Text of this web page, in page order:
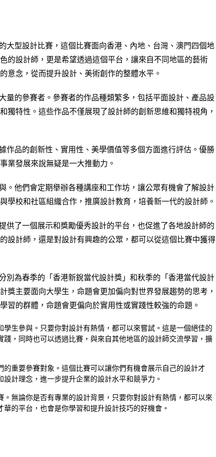
大型設計比賽，這個比賽面向香港、內地、台灣、澳門四個地
的設計師，更是希望透過這個平台，讓來自不同地區的藝術
意念，從而提升設計、美術創作的整體水平。
的參賽者。參賽者的作品種類繁多，包括平面設計、產品設
獨特性。這些作品不僅展現了設計師的創新思維和獨特視角，
品的創新性、實用性、美學價值等多個方面進行評估。優勝
業發展來說無疑是一大推動力。
他們會定期舉辦各種講座和工作坊，讓公眾有機會了解設計
學校和社區組織合作，推廣設計教育，培養新一代的設計師。
了一個展示和獎勵優秀設計的平台，也促進了各地設計師的
設計師，還是對設計有興趣的公眾，都可以從這個比賽中獲得
為春季的「香港新銳當代設計獎」和秋季的「香港當代設計
獎主要面向大學生，命題會更加偏向對世界發展趨勢的思考，
習的群體，命題會更偏向於實用性或實踐性較強的命題。
生參與。只要你對設計有熱情，都可以來嘗試。這是一個絕佳的
，同時也可以透過比賽，與來自其他地區的設計師交流學習，擴
重要參賽對象。這個比賽可以讓你們有機會展示自己的設計才
計理念，進一步提升企業的設計水平和競爭力。
無論你是否有專業的設計背景，只要你對設計有熱情，都可以來
的平台，也會是你學習和提升設計技巧的好機會。